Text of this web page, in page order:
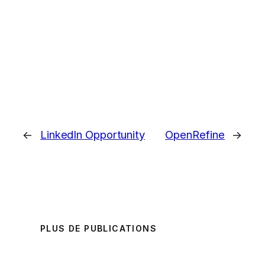
← LinkedIn Opportunity OpenRefine →
PLUS DE PUBLICATIONS